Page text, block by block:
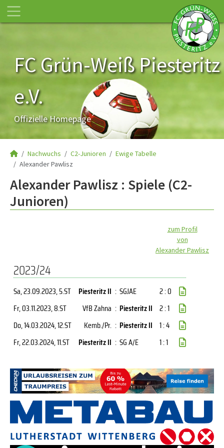
FC Grün-Weiß Piesteritz
e.V.
Offizielle Homepage
Nachwuchs C2-Junioren
Ewige Tabelle
Alexander Pawlisz
Alexander Pawlisz : Spiele (C2-
Junioren)
zum Profil
von
Alexander Pawlisz
2023/24
Sa, 23.09.2023, 5.ST Piesteritz II : SGJAE
2 : 0
Fr, 03.11.2023, 8.ST VfB Zahna : Piesteritz II 2 : 1
Do, 14.03.2024, 12.ST Kemb./Pr. : Piesteritz II 1 : 4
Fr, 22.03.2024, 11.ST Piesteritz II : SG A/E 1 : 1